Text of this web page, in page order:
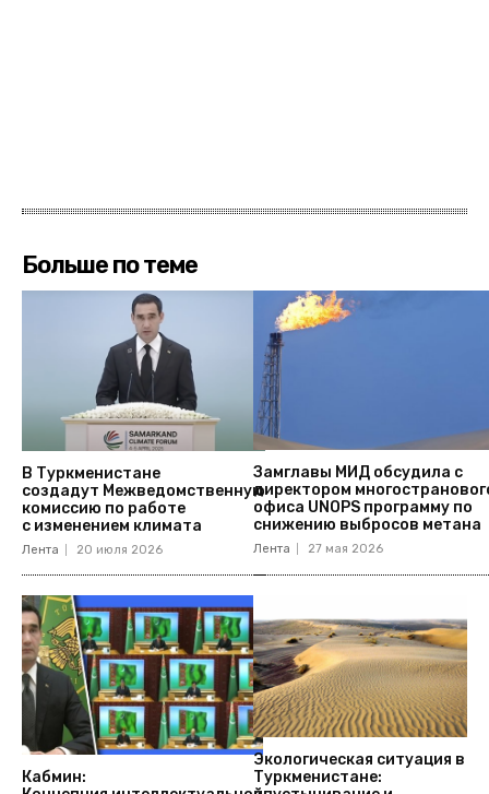
Больше по теме
В Туркменистане
создадут Межведомственную
комиссию по работе
с изменением климата
Лента 20 июля 2026
Замглавы МИД обсудила с
директором
офиса UNOPS программу по
снижению выбросов метана
Лента 27 мая 2026
Кабмин:
Экологическая ситуация в
Туркменистане: